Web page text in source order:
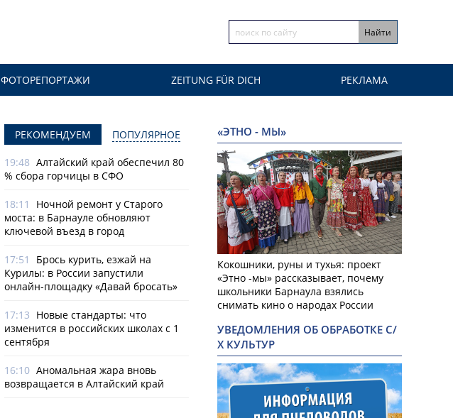
ФОТОРЕПОРТАЖИ ZEITUNG FÜR DICH РЕКЛАМА
РЕКОМЕНДУЕМ ПОПУЛЯРНОЕ
19:48 Алтайский край обеспечил 80
% сбора горчицы в СФО
18:11
Ночной ремонт у Старого
моста: в Барнауле обновляют
ключевой въезд в город
17:51
Брось курить, езжай на
Курилы: в России запустили
онлайн-­площадку «Давай бросать»
17:13 Новые стандарты: что
изменится в российских школах с 1
сентября
16:10 Аномальная жара вновь
возвращается в Алтайский край
«ЭТНО - МЫ»
Кокошники, руны и тухья: проект
«Этно -мы» рассказывает, почему
школьники Барнаула взялись
снимать кино о народах России
УВЕДОМЛЕНИЯ ОБ ОБРАБОТКЕ С/
Х КУЛЬТУР